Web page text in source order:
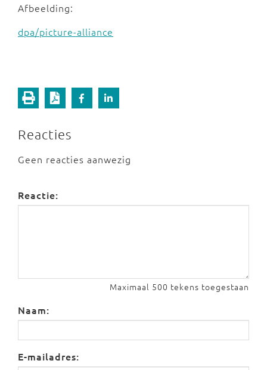
Afbeelding:
dpa/picture-alliance
Reacties
Geen reacties aanwezig
Reactie:
Maximaal 500 tekens toegestaan
Naam:
E-mailadres: